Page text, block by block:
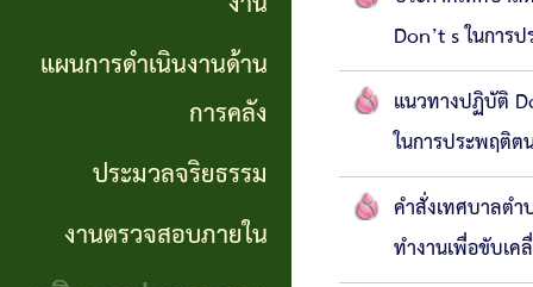
เจ้า
หน้าที่
การจัดการ
ความรู้
งานด้าน
การคลัง
จริยธรรม
แผน
ส่วน
ตำบล
แผนการดำเนินงานด้าน
การคลัง
ประมวลจริยธรรม
งานตรวจสอบภายใน
Don’t s ในการ
แนวทางปฏิบัติ
ในการประพฤติต
คำสั่งเทศบาลต
ทำงานเพื่อขับเค